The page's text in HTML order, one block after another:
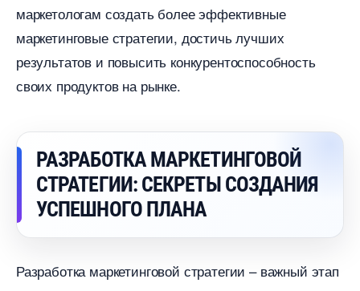
маркетологам создать более эффективные
маркетинговые стратегии, достичь лучших
результатов и повысить конкурентоспособность
своих продуктов на рынке.
РАЗРАБОТКА МАРКЕТИНГОВОЙ
СТРАТЕГИИ: СЕКРЕТЫ СОЗДАНИЯ
УСПЕШНОГО ПЛАНА
Разработка маркетинговой стратегии – важный этап